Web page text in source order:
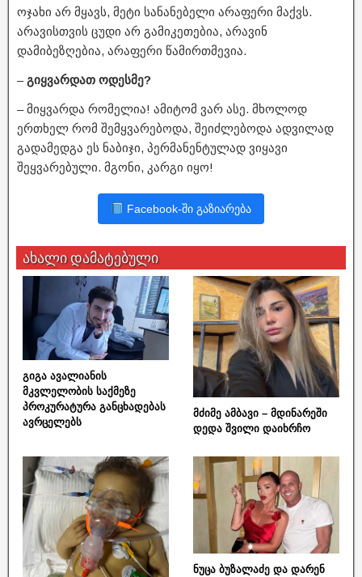
ოჯახი არ მყავს, მეტი სანანებელი არაფერი მაქვს.
არავისთვის ცუდი არ გამიკეთებია, არავინ
დამიბეზღებია, არაფერი წამირთმევია.
–გიყვარდათ ოდესმე?
– მიყვარდა რომელია! ამიტომ ვარ ასე. მხოლოდ
ერთხელ რომ შემყვარებოდა, შეიძლებოდა ადვილად
გადამედგა ეს ნაბიჯი, პერმანენტულად ვიყავი
შეყვარებული. მგონი, კარგი იყო!
Facebook-ში გაზიარება
ახალი დამატებული
გიგა ავალიანის
მკვლელობის საქმეზე
პროკურატურა განცხადებას
ავრცელებს
მძიმე ამბავი – მდინარეში
დედა შვილი დაიხრჩო
ნუცა ბუზალაძე და დარენ